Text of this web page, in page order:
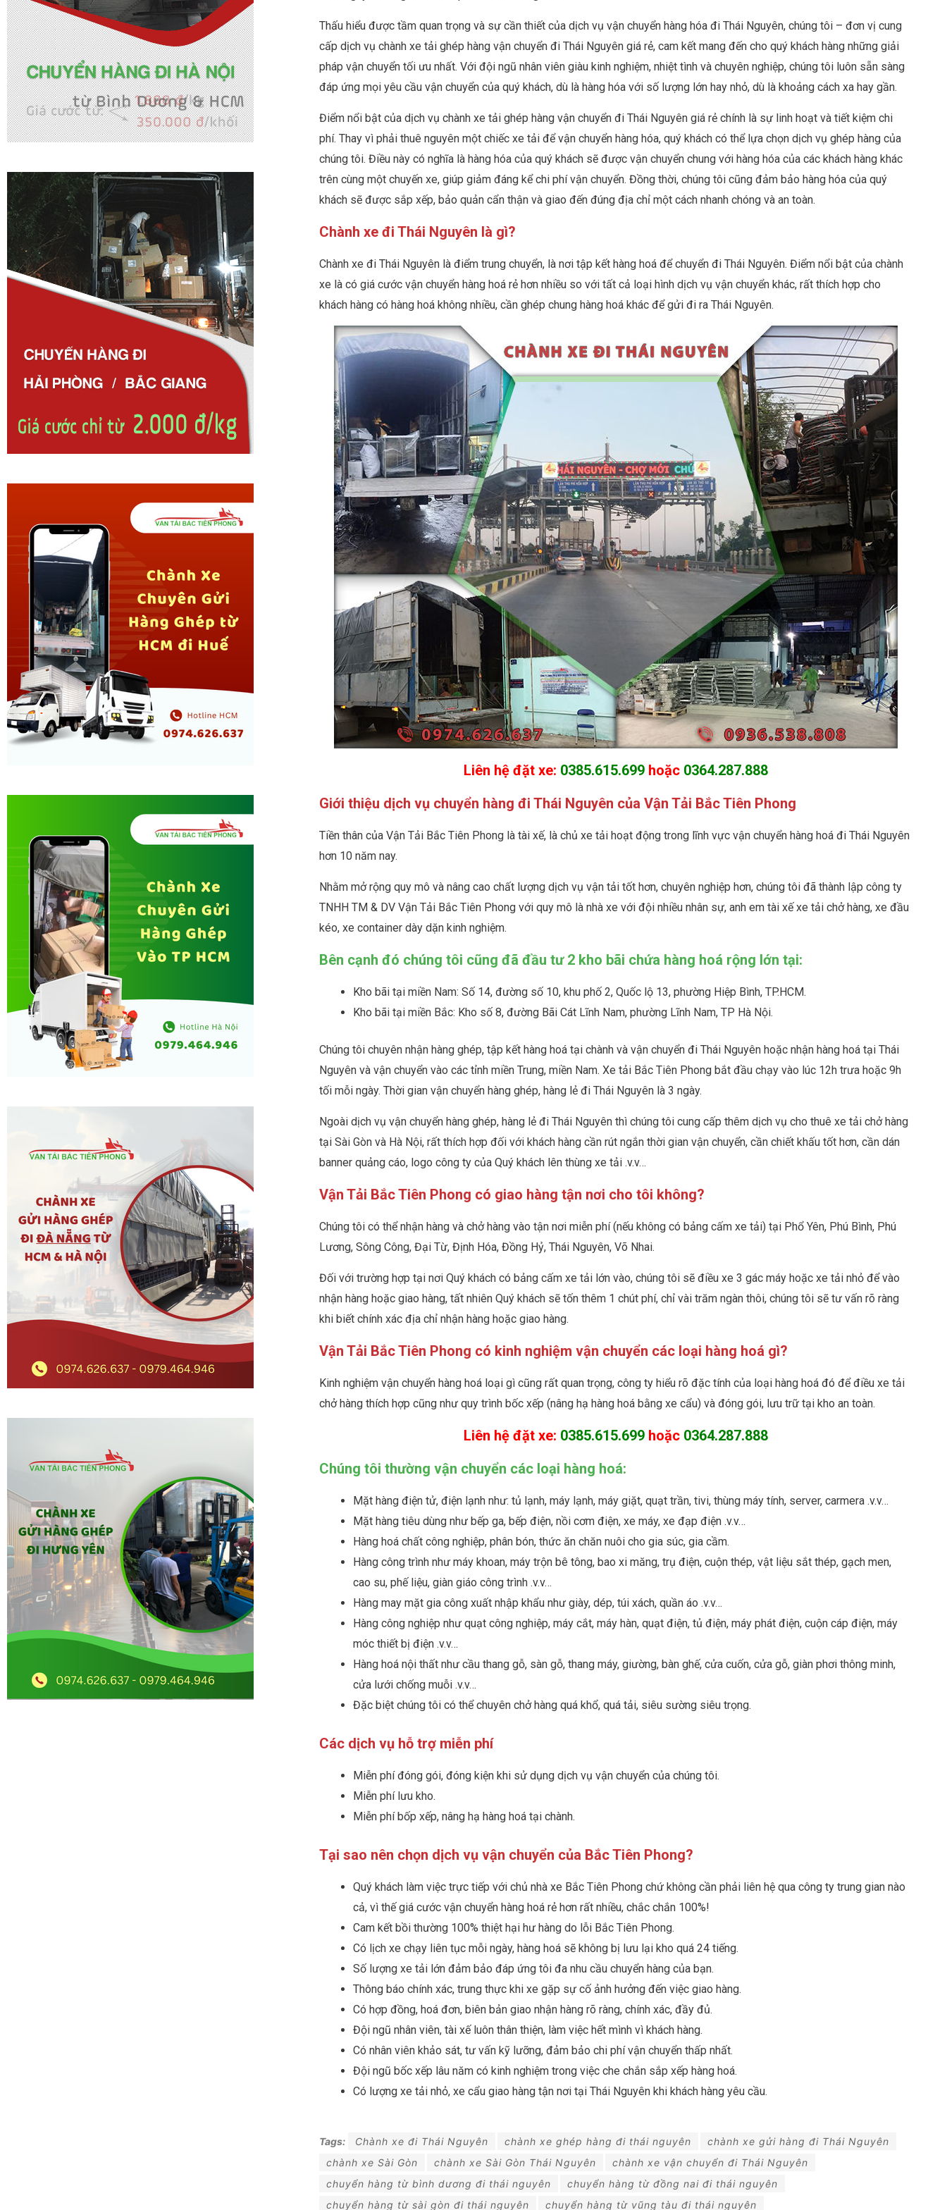
Thấu hiểu được tầm quan trọng và sự cần thiết của dịch vụ vận chuyển hàng hóa đi Thái Nguyên, chúng tôi – đơn vị cung
cấp dịch vụ chành xe tải ghép hàng vận chuyển đi Thái Nguyên giá rẻ, cam kết mang đến cho quý khách hàng những giải
pháp vận chuyển tối ưu nhất. Với đội ngũ nhân viên giàu kinh nghiệm, nhiệt tình và chuyên nghiệp, chúng tôi luôn sẵn sàng
đáp ứng mọi yêu cầu vận chuyển của quý khách, dù là hàng hóa với số lượng lớn hay nhỏ, dù là khoảng cách xa hay gần.
Điểm nổi bật của dịch vụ chành xe tải ghép hàng vận chuyển đi Thái Nguyên giá rẻ chính là sự linh hoạt và tiết kiệm chi
phí. Thay vì phải thuê nguyên một chiếc xe tải để vận chuyển hàng hóa, quý khách có thể lựa chọn dịch vụ ghép hàng của
chúng tôi. Điều này có nghĩa là hàng hóa của quý khách sẽ được vận chuyển chung với hàng hóa của các khách hàng khác
trên cùng một chuyến xe, giúp giảm đáng kể chi phí vận chuyển. Đồng thời, chúng tôi cũng đảm bảo hàng hóa của quý
khách sẽ được sắp xếp, bảo quản cẩn thận và giao đến đúng địa chỉ một cách nhanh chóng và an toàn.
Chành xe đi Thái Nguyên là gì?
Chành xe đi Thái Nguyên là điểm trung chuyển, là nơi tập kết hàng hoá để chuyển đi Thái Nguyên. Điểm nổi bật của chành
xe là có giá cước vận chuyển hàng hoá rẻ hơn nhiều so với tất cả loại hình dịch vụ vận chuyển khác, rất thích hợp cho
khách hàng có hàng hoá không nhiều, cần ghép chung hàng hoá khác để gửi đi ra Thái Nguyên.
Liên hệ đặt xe: 0385.615.699 hoặc 0364.287.888
Giới thiệu dịch vụ chuyển hàng đi Thái Nguyên của Vận Tải Bắc Tiên Phong
Tiền thân của Vận Tải Bắc Tiên Phong là tài xế, là chủ xe tải hoạt động trong lĩnh vực vận chuyển hàng hoá đi Thái Nguyên
hơn 10 năm nay.
Nhằm mở rộng quy mô và nâng cao chất lượng dịch vụ vận tải tốt hơn, chuyên nghiệp hơn, chúng tôi đã thành lập công ty
TNHH TM & DV Vận Tải Bắc Tiên Phong với quy mô là nhà xe với đội nhiều nhân sự, anh em tài xế xe tải chở hàng, xe đầu
kéo, xe container dày dặn kinh nghiệm.
Bên cạnh đó chúng tôi cũng đã đầu tư 2 kho bãi chứa hàng hoá rộng lớn tại:
Kho bãi tại miền Nam: Số 14, đường số 10, khu phố 2, Quốc lộ 13, phường Hiệp Bình, TP.HCM.
Kho bãi tại miền Bắc: Kho số 8, đường Bãi Cát Lĩnh Nam, phường Lĩnh Nam, TP Hà Nội.
Chúng tôi chuyên nhận hàng ghép, tập kết hàng hoá tại chành và vận chuyển đi Thái Nguyên hoặc nhận hàng hoá tại Thái
Nguyên và vận chuyển vào các tỉnh miền Trung, miền Nam. Xe tải Bắc Tiên Phong bắt đầu chạy vào lúc 12h trưa hoặc 9h
tối mỗi ngày. Thời gian vận chuyển hàng ghép, hàng lẻ đi Thái Nguyên là 3 ngày.
Ngoài dịch vụ vận chuyển hàng ghép, hàng lẻ đi Thái Nguyên thì chúng tôi cung cấp thêm dịch vụ cho thuê xe tải chở hàng
tại Sài Gòn và Hà Nội, rất thích hợp đối với khách hàng cần rút ngắn thời gian vận chuyển, cần chiết khấu tốt hơn, cần dán
banner quảng cáo, logo công ty của Quý khách lên thùng xe tải .v.v…
Vận Tải Bắc Tiên Phong có giao hàng tận nơi cho tôi không?
Chúng tôi có thể nhận hàng và chở hàng vào tận nơi miễn phí (nếu không có bảng cấm xe tải) tại Phổ Yên, Phú Bình, Phú
Lương, Sông Công, Đại Từ, Định Hóa, Đồng Hỷ, Thái Nguyên, Võ Nhai.
Đối với trường hợp tại nơi Quý khách có bảng cấm xe tải lớn vào, chúng tôi sẽ điều xe 3 gác máy hoặc xe tải nhỏ để vào
nhận hàng hoặc giao hàng, tất nhiên Quý khách sẽ tốn thêm 1 chút phí, chỉ vài trăm ngàn thôi, chúng tôi sẽ tư vấn rõ ràng
khi biết chính xác địa chỉ nhận hàng hoặc giao hàng.
Vận Tải Bắc Tiên Phong có kinh nghiệm vận chuyển các loại hàng hoá gì?
Kinh nghiệm vận chuyển hàng hoá loại gì cũng rất quan trọng, công ty hiểu rõ đặc tính của loại hàng hoá đó để điều xe tải
chở hàng thích hợp cũng như quy trình bốc xếp (nâng hạ hàng hoá bằng xe cẩu) và đóng gói, lưu trữ tại kho an toàn.
Liên hệ đặt xe: 0385.615.699 hoặc 0364.287.888
Chúng tôi thường vận chuyển các loại hàng hoá:
Mặt hàng điện tử, điện lạnh như: tủ lạnh, máy lạnh, máy giặt, quạt trần, tivi, thùng máy tính, server, carmera .v.v…
Mặt hàng tiêu dùng như bếp ga, bếp điện, nồi cơm điện, xe máy, xe đạp điện .v.v…
Hàng hoá chất công nghiệp, phân bón, thức ăn chăn nuôi cho gia súc, gia cầm.
Hàng công trình như máy khoan, máy trộn bê tông, bao xi măng, trụ điện, cuộn thép, vật liệu sắt thép, gạch men,
cao su, phế liệu, giàn giáo công trình .v.v…
Hàng may mặt gia công xuất nhập khẩu như giày, dép, túi xách, quần áo .v.v…
Hàng công nghiệp như quạt công nghiệp, máy cắt, máy hàn, quạt điện, tủ điện, máy phát điện, cuộn cáp điện, máy
móc thiết bị điện .v.v…
Hàng hoá nội thất như cầu thang gỗ, sàn gỗ, thang máy, giường, bàn ghế, cửa cuốn, cửa gỗ, giàn phơi thông minh,
cửa lưới chống muỗi .v.v…
Đặc biệt chúng tôi có thể chuyên chở hàng quá khổ, quá tải, siêu sường siêu trọng.
Các dịch vụ hỗ trợ miễn phí
Miễn phí đóng gói, đóng kiện khi sử dụng dịch vụ vận chuyển của chúng tôi.
Miễn phí lưu kho.
Miễn phí bốp xếp, nâng hạ hàng hoá tại chành.
Tại sao nên chọn dịch vụ vận chuyển của Bắc Tiên Phong?
Quý khách làm việc trực tiếp với chủ nhà xe Bắc Tiên Phong chứ không cần phải liên hệ qua công ty trung gian nào
cả, vì thế giá cước vận chuyển hàng hoá rẻ hơn rất nhiều, chắc chắn 100%!
Cam kết bồi thường 100% thiệt hại hư hàng do lỗi Bắc Tiên Phong.
Có lịch xe chạy liên tục mỗi ngày, hàng hoá sẽ không bị lưu lại kho quá 24 tiếng.
Số lượng xe tải lớn đảm bảo đáp ứng tôi đa nhu cầu chuyển hàng của bạn.
Thông báo chính xác, trung thực khi xe gặp sự cố ảnh hưởng đến việc giao hàng.
Có hợp đồng, hoá đơn, biên bản giao nhận hàng rõ ràng, chính xác, đầy đủ.
Đội ngũ nhân viên, tài xế luôn thân thiện, làm việc hết mình vì khách hàng.
Có nhân viên khảo sát, tư vấn kỹ lưỡng, đảm bảo chi phí vận chuyển thấp nhất.
Đội ngũ bốc xếp lâu năm có kinh nghiệm trong việc che chắn sắp xếp hàng hoá.
Có lượng xe tải nhỏ, xe cẩu giao hàng tận nơi tại Thái Nguyên khi khách hàng yêu cầu.
Tags: Chành xe đi Thái Nguyên chành xe ghép hàng đi thái nguyên
chành xe gửi hàng đi Thái Nguyên
chành xe Sài Gòn
chành xe Sài Gòn Thái Nguyên
chành xe vận chuyển đi Thái Nguyên
chuyển hàng từ bình dương đi thái nguyên
chuyển hàng từ đồng nai đi thái nguyên
chuyển hàng từ sài gòn đi thái nguyên
chuyển hàng từ vũng tàu đi thái nguyên